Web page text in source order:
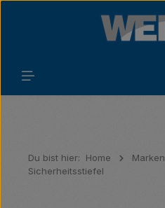
Zum Hauptinhalt springen
Du bist hier: Home Marken
Sicherheitsstiefel